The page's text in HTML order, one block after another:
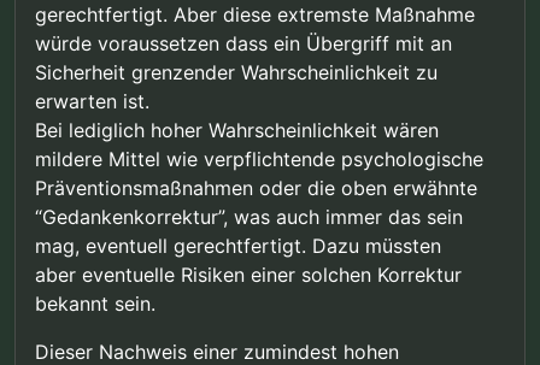
Davon abgesehen, geht es oft sowieso nicht
darum, was tatsächlich nötig oder angemessen
wäre, sondern was sich am besten als
“Kinderschutz” verkaufen und populistisch
ausschlachten läßt.
Gerade die Gesetze zur Sicherungsverwahrung
wurden - trotz rückläufiger Fallzahlen schwerer
Verbrechen - immer weiter verschärft und die
Sicherungsverwahrung auch immer öfter
ausgesprochen. Man könnte meinen, daß das
Instrument der Sicherungsverwahrung, als
“lebenslange Freiheitsstrafe durch die Hintertür”
genutzt werden soll.
gerechtfertigt. Aber diese extremste Maßnahme
würde voraussetzen dass ein Übergriff mit an
Sicherheit grenzender Wahrscheinlichkeit zu
erwarten ist.
Bei lediglich hoher Wahrscheinlichkeit wären
mildere Mittel wie verpflichtende psychologische
Präventionsmaßnahmen oder die oben erwähnte
“Gedankenkorrektur”, was auch immer das sein
mag, eventuell gerechtfertigt. Dazu müssten
aber eventuelle Risiken einer solchen Korrektur
bekannt sein.
Dieser Nachweis einer zumindest hohen